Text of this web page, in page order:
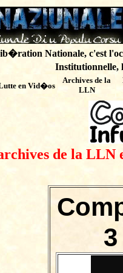
Nationale, c'est
Institutionnelle,
en Vid�os
Archives de la
LLN
de la LLN